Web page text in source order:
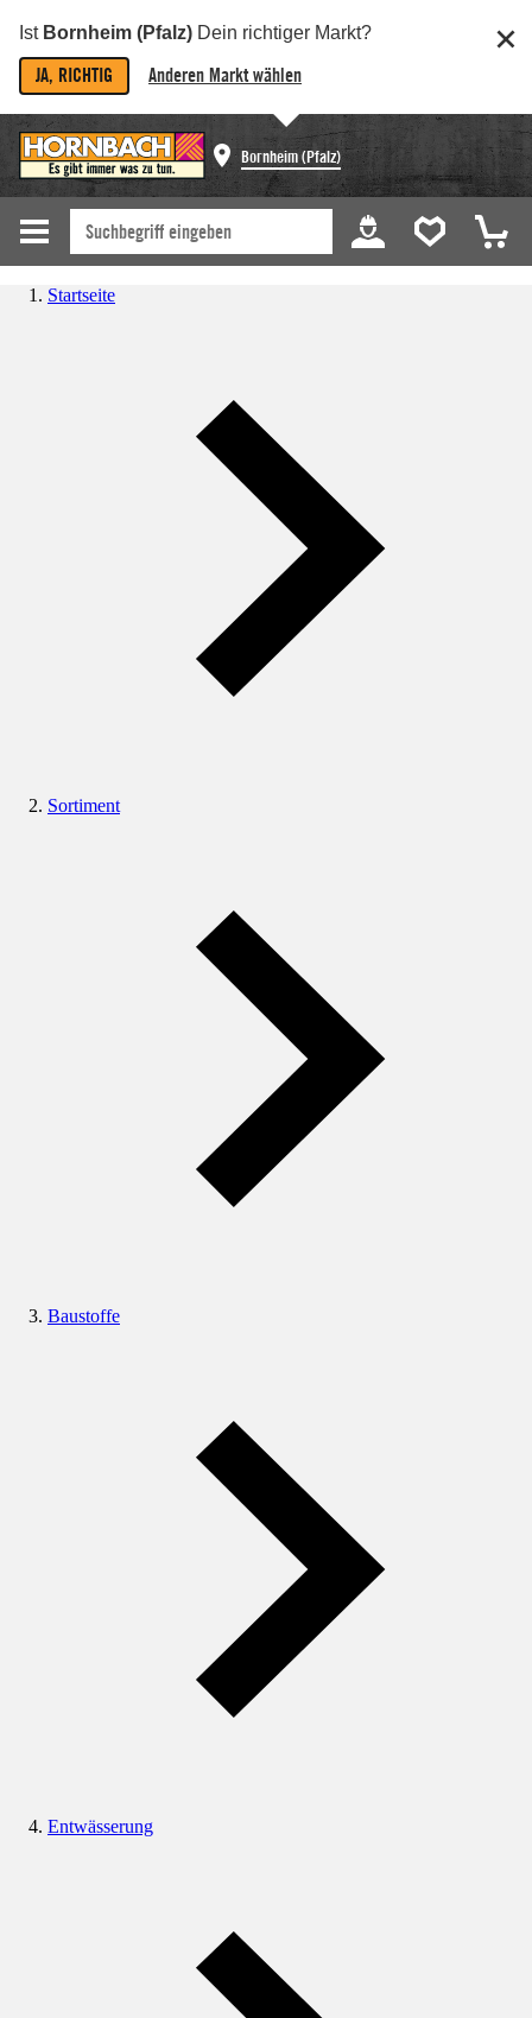
Ist Bornheim (Pfalz) Dein richtiger Markt?
JA, RICHTIG Anderen Markt wählen
Bornheim (Pfalz)
Startseite
Sortiment
Baustoffe
Entwässerung